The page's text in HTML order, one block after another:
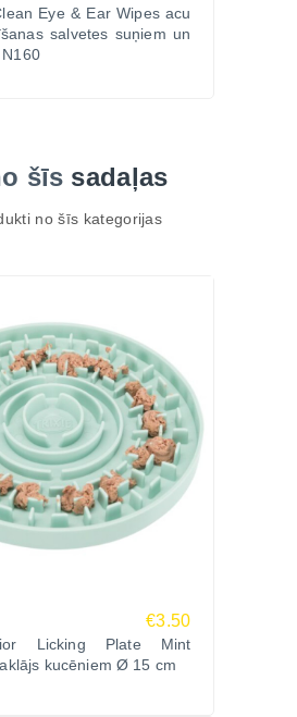
Eye & Ear Wipes acu
salvetes suņiem un
N160
šīs sadaļas
no šīs kategorijas
€3.50
Licking Plate Mint
kucēniem Ø 15 cm